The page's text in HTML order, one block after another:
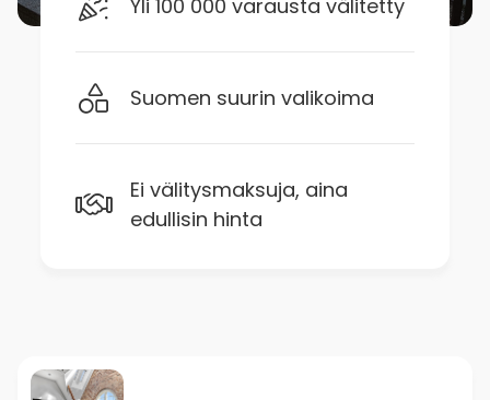
Yli 100 000 varausta välitetty
Suomen suurin valikoima
Ei välitysmaksuja, aina
edullisin hinta